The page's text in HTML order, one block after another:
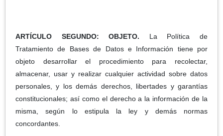
ARTÍCULO SEGUNDO: OBJETO. La Política de
Tratamiento de Bases de Datos e Información tiene por
objeto desarrollar el procedimiento para recolectar,
almacenar, usar y realizar cualquier actividad sobre datos
personales, y los demás derechos, libertades y garantías
constitucionales; así como el derecho a la información de la
misma, según lo estipula la ley y demás normas
concordantes.